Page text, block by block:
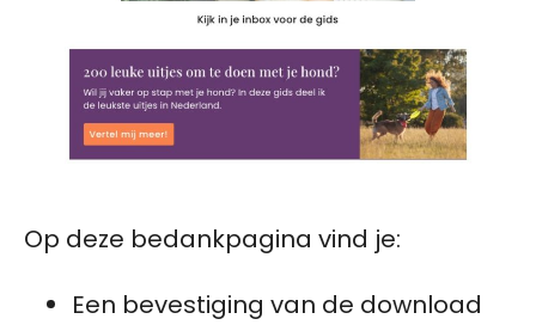
Op deze bedankpagina vind je:
Een bevestiging van de download